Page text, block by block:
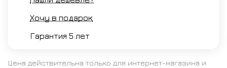
Хочу в подарок
Гарантия 5 лет
Цена действительна только для интернет-магазина и